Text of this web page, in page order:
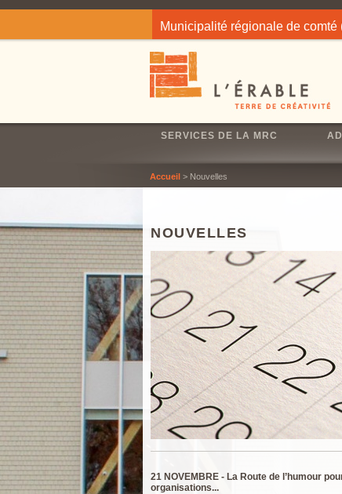
Municipalité régionale de comté
SERVICES DE LA MRC
Accueil> Nouvelles
NOUVELLES
21 NOVEMBRE - La Route de l’humour
organisations...
Pages